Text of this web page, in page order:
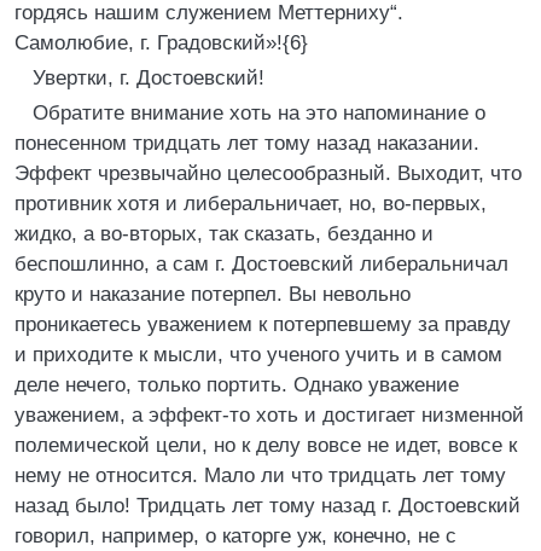
гордясь нашим служением Меттерниху“.
Самолюбие, г. Градовский»!{6}
Увертки, г. Достоевский!
Обратите внимание хоть на это напоминание о
понесенном тридцать лет тому назад наказании.
Эффект чрезвычайно целесообразный. Выходит, что
противник хотя и либеральничает, но, во-первых,
жидко, а во-вторых, так сказать, безданно и
беспошлинно, а сам г. Достоевский либеральничал
круто и наказание потерпел. Вы невольно
проникаетесь уважением к потерпевшему за правду
и приходите к мысли, что ученого учить и в самом
деле нечего, только портить. Однако уважение
уважением, а эффект-то хоть и достигает низменной
полемической цели, но к делу вовсе не идет, вовсе к
нему не относится. Мало ли что тридцать лет тому
назад было! Тридцать лет тому назад г. Достоевский
говорил, например, о каторге уж, конечно, не с